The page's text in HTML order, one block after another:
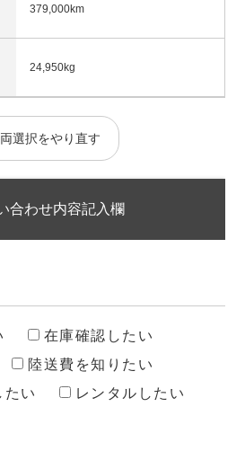
379,000km
24,950kg
選択をやり直す
合わせ内容記入欄
在庫確認したい
陸送費を知りたい
たい
レンタルしたい